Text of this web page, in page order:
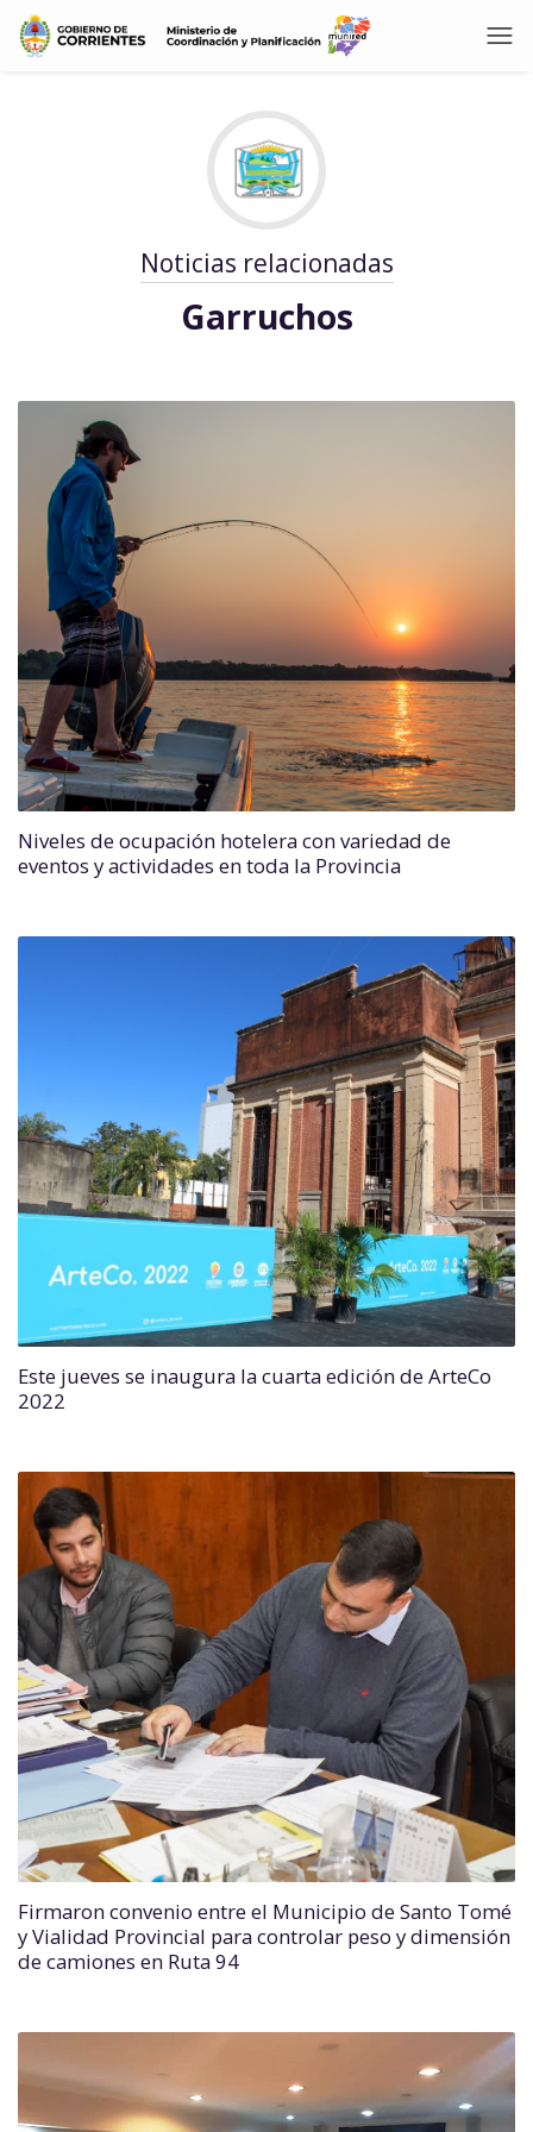
Noticias relacionadas
Garruchos
Niveles de ocupación hotelera con variedad de
eventos y actividades en toda la Provincia
Este jueves se inaugura la cuarta edición de ArteCo
2022
Firmaron convenio entre el Municipio de Santo Tomé
y Vialidad Provincial para controlar peso y dimensión
de camiones en Ruta 94